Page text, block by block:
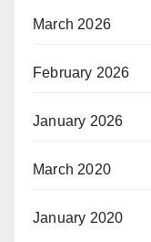
March 2026
February 2026
January 2026
March 2020
January 2020